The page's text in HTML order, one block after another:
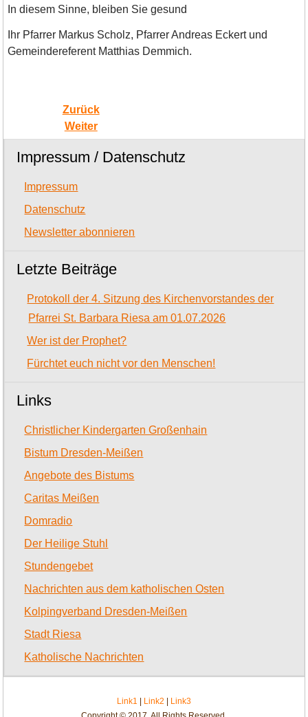
In diesem Sinne, bleiben Sie gesund
Ihr Pfarrer Markus Scholz, Pfarrer Andreas Eckert und
Gemeindereferent Matthias Demmich.
Zurück
Weiter
Impressum / Datenschutz
Impressum
Datenschutz
Newsletter abonnieren
Letzte Beiträge
Protokoll der 4. Sitzung des Kirchenvorstandes der
Pfarrei St. Barbara Riesa am 01.07.2026
Wer ist der Prophet?
Fürchtet euch nicht vor den Menschen!
Links
Christlicher Kindergarten Großenhain
Bistum Dresden-Meißen
Angebote des Bistums
Caritas Meißen
Domradio
Der Heilige Stuhl
Stundengebet
Nachrichten aus dem katholischen Osten
Kolpingverband Dresden-Meißen
Stadt Riesa
Katholische Nachrichten
Link1 Link2
Link3